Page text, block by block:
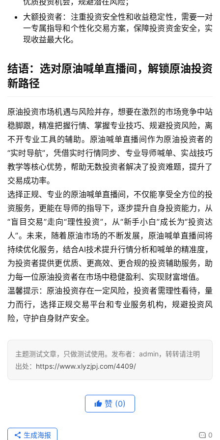
大额投资者：注重投资安全性和收益稳定性，需要一对
一专属指导和个性化交易方案，保障投资资金安全，实
现收益最大化。
结语：选对原油喊单直播间，解锁原油投资
新路径
原油投资市场机遇与风险并存，想要在激烈的市场竞争中站
稳脚跟，精准把握行情、掌握专业技巧、规避投资风险，离
不开专业工具的辅助。原油喊单直播间作为原油投资者的
“实时导航”，凭借实时行情同步、专业导师喊单、实战技巧
教学等核心优势，帮助无数投资者解决了投资难题，提升了
交易成功率。
选择正规、专业的原油喊单直播间，不仅能享受全方位的投
资服务，更能在导师的指导下，逐步提升自身投资能力，从
“盲目交易”走向“理性投资”，从“新手小白”成长为“投资达
人”。未来，随着原油市场的不断发展，原油喊单直播间将
持续优化服务，结合AI技术提升行情分析和喊单的精准度，
为投资者提供更优质、更高效、更合规的投资辅助服务，助
力每一位原油投资者在市场中稳健盈利、实现财富增值。
温馨提示：原油投资存在一定风险，投资者需理性看待，量
力而行，选择正规交易平台和专业服务机构，规避投资风
险，守护自身财产安全。
主题测试文章，只做测试使用。发布者：admin，转转请注明
出处： https://www.xlyzjpj.com/4409/
赞 (0)
0
生成海报